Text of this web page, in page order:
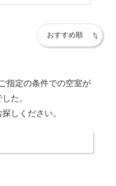
指定の条件での空室が
た。
しください。